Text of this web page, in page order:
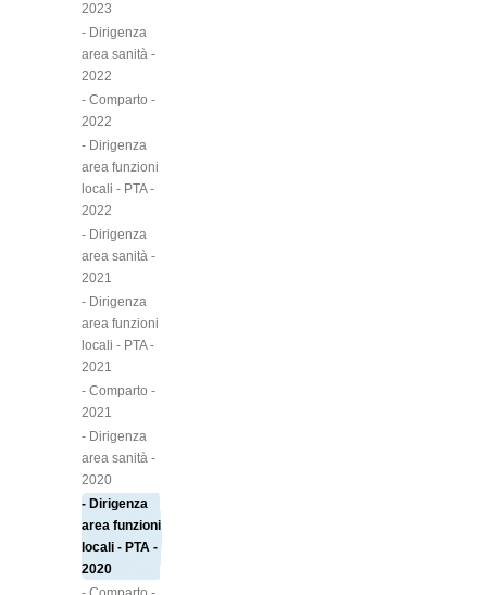
2023
- Dirigenza
area sanità -
2022
- Comparto -
2022
- Dirigenza
area funzioni
locali - PTA -
2022
- Dirigenza
area sanità -
2021
- Dirigenza
area funzioni
locali - PTA -
2021
- Comparto -
2021
- Dirigenza
area sanità -
2020
- Dirigenza
area funzioni
locali - PTA -
2020